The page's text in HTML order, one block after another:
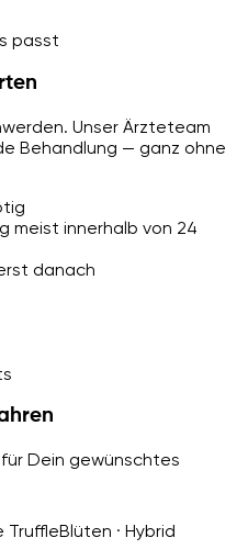
passt
Unser Ärzteteam
Behandlung — ganz ohne
meist innerhalb von 24
danach
Dein gewünschtes
TruffleBlüten · Hybrid